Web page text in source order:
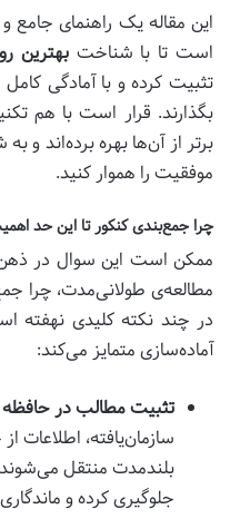
این مقاله یک راهنمای جامع و
است تا با شناخت بهترین
تثبیت کرده و با آمادگی
بگذارند. قرار است با هم
برتر از آن‌ها بهره برده‌اند و
موفقیت را هموار کنید.
چرا جمع‌بندی کنکور تا این حد
ممکن است این سوال در
مطالعه‌ی طولانی‌مدت، چرا
در چند نکته کلیدی نهفته
آماده‌سازی متمایز می‌کند:
تثبیت مطالب در
سازمان‌یافته، اطلاعات
بلندمدت منتقل
جلوگیری کرده و